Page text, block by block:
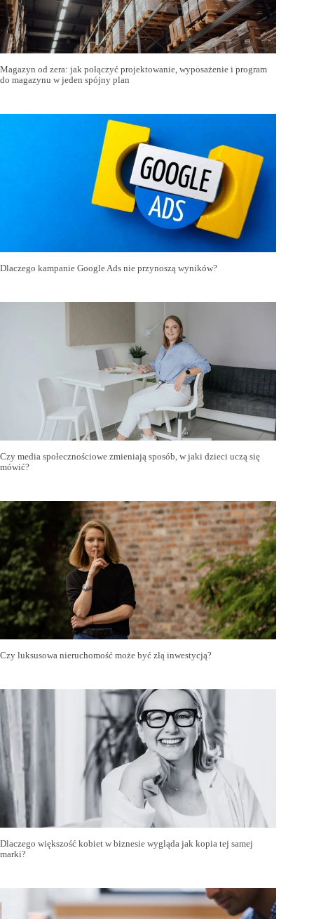
Magazyn od zera: jak połączyć projektowanie, wyposażenie i program
do magazynu w jeden spójny plan
Dlaczego kampanie Google Ads nie przynoszą wyników?
Czy media społecznościowe zmieniają sposób, w jaki dzieci uczą się
mówić?
Czy luksusowa nieruchomość może być złą inwestycją?
Dlaczego większość kobiet w biznesie wygląda jak kopia tej samej
marki?